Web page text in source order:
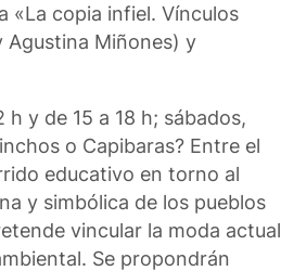
«La copia infiel. Vínculos
Agustina Miñones) y
y de 15 a 18 h; sábados,
o Capibaras? Entre el
educativo en torno al
y simbólica de los pueblos
vincular la moda actual
Se propondrán